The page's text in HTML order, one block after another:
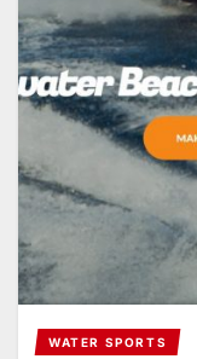
WATER SPORTS